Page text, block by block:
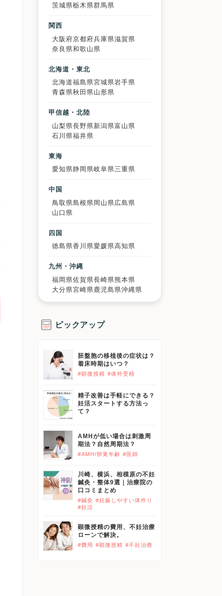
茨城県栃木県群馬県
関西
大阪府京都府兵庫県滋賀県
奈良県和歌山県
北海道・東北
北海道福島県宮城県岩手県
青森県秋田県山形県
甲信越・北陸
山梨県長野県 新潟県富山県
石川県福井県
東海
愛知県静岡県岐阜県三重県
中国
鳥取県島根県 岡山県 広島県
山口県
四国
徳島県香川県愛媛県高知県
九州・沖縄
福岡県佐賀県長崎県 熊本県
大分県宮崎県 鹿児島県沖縄県
ピックアップ
胚盤胞の移植後の症状は？
着床時期はいつ？
#顕微授精 #体外受精
精子改善は手軽にできる？
妊活スタートする方法っ
て？
AMHが低い場合は刺激周
期法？自然周期法？
#AMH/卵巣年齢 #医師
川崎、横浜、相模原の不妊
鍼灸・整体9選｜治療院の
口コミまとめ
#鍼灸 #妊娠しやすい体作り
#妊活
顕微授精の費用、不妊治療
ローンで解決。
#費用 #顕微授精 #不妊治療